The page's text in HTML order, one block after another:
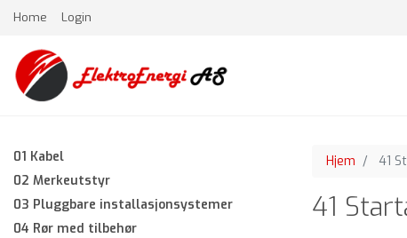
Home Login
01 Kabel
02 Merkeutstyr
03 Pluggbare installasjonsystemer
04 Rør med tilbehør
Hjem 41
41